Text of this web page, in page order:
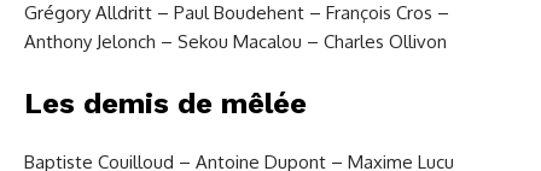
Grégory Alldritt – Paul Boudehent – François Cros –
Anthony Jelonch – Sekou Macalou – Charles Ollivon
Les demis de mêlée
Baptiste Couilloud – Antoine Dupont – Maxime Lucu